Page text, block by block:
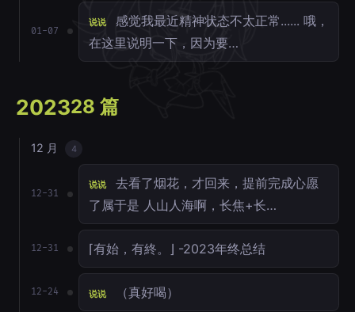
01-07
说说
感觉我最近精神状态不太正常...... 哦，
在这里说明一下，因为要…
202328 篇
12 月 4
12-31
说说
去看了烟花，才回来，提前完成心愿
了属于是 人山人海啊，长焦+长…
12-31 ⌈有始，有終。⌋ -2023年终总结
12-24 说说 （真好喝）